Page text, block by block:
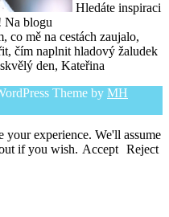
Hledáte inspiraci
Na blogu
co mě na cestách zaujalo,
čím naplnit hladový žaludek
den, Kateřina
Theme by MH
your experience. We'll assume
if you wish. Accept Reject